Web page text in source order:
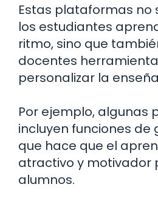
Estas plataformas no
los estudiantes
ritmo, sino que
docentes
personalizar la
Por ejemplo, algunas
incluyen funciones de
que hace que el
atractivo y motivador
alumnos.